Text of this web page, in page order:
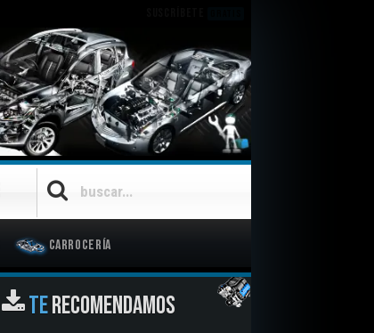
Carrocería
TERECOMENDAMOS